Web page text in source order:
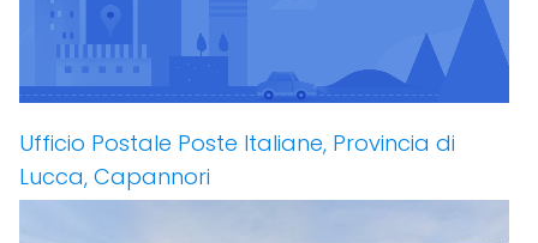
Ufficio Postale Poste Italiane, Provincia di
Lucca, Capannori